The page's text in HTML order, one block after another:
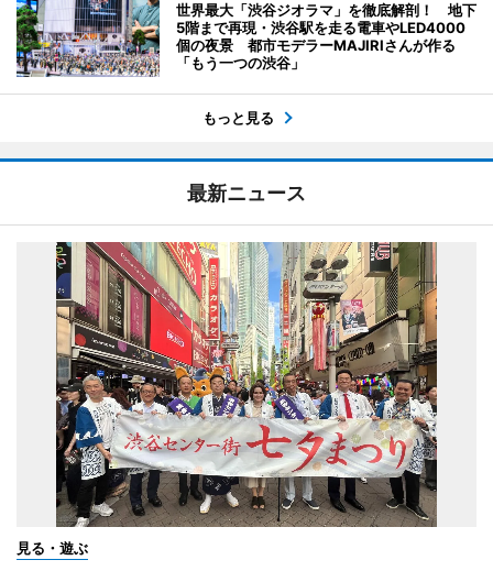
世界最大「渋谷ジオラマ」を徹底解剖！ 地下
5階まで再現・渋谷駅を走る電車やLED4000
個の夜景 都市モデラーMAJIRIさんが作る
「もう一つの渋谷」
もっと見る
最新ニュース
見る・遊ぶ